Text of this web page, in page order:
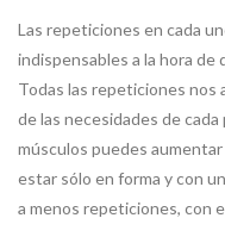
Las repeticiones en cada
indispensables a la hora
Todas las repeticiones nos
de las necesidades de
músculos puedes
estar sólo en forma y con
a menos repeticiones, con